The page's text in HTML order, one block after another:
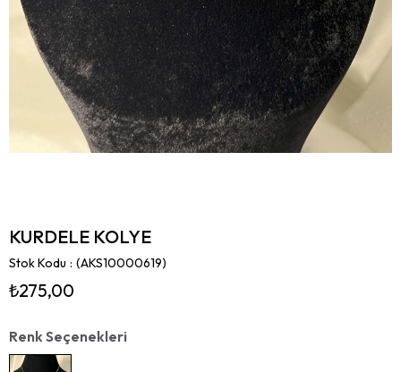
KURDELE KOLYE
Stok Kodu (AKS10000619)
₺275,00
Renk Seçenekleri